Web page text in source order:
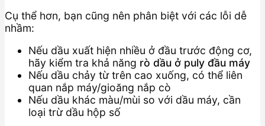
Cụ thể hơn, bạn cũng nên phân biệt với các lỗi dễ
nhầm:
Nếu dầu xuất hiện nhiều ở đầu trước động cơ,
hãy kiểm tra khả năng rò dầu ở puly đầu máy
Nếu dầu chảy từ trên cao xuống, có thể liên
quan nắp máy/gioăng nắp cò
Nếu dầu khác màu/mùi so với dầu máy, cần
loại trừ dầu hộp số